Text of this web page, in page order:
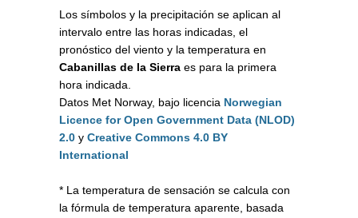
Los símbolos y la precipitación se aplican al
intervalo entre las horas indicadas, el
pronóstico del viento y la temperatura en
Cabanillas de la Sierra es para la primera
hora indicada.
Datos Met Norway, bajo licencia Norwegian
Licence for Open Government Data (NLOD)
2.0 y Creative Commons 4.0 BY
International
* La temperatura de sensación se calcula con
la fórmula de temperatura aparente, basada